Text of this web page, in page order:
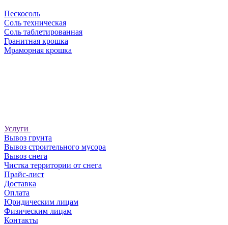
Пескосоль
Соль техническая
Соль таблетированная
Гранитная крошка
Мраморная крошка
Услуги
Вывоз грунта
Вывоз строительного мусора
Вывоз снега
Чистка территории от снега
Прайс-лист
Доставка
Оплата
Юридическим лицам
Физическим лицам
Контакты